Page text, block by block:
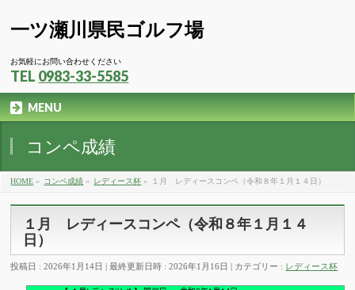
一ツ瀬川県民ゴルフ場
お気軽にお問い合わせください
TEL 0983-33-5585
MENU
コンペ成績
HOME » コンペ成績 » レディース杯 » １月 レディースコンペ（令和８年１月１４日）
１月 レディースコンペ（令和８年１月１４
日）
投稿日 : 2026年1月14日 最終更新日時 : 2026年1月16日 カテゴリー : レディース杯